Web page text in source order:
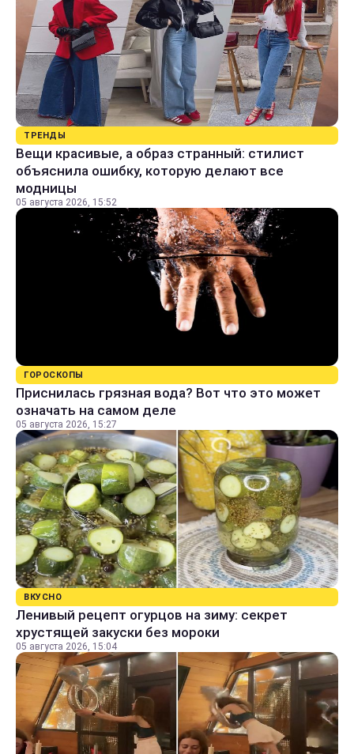
ТРЕНДЫ
Вещи красивые, а образ странный: стилист
объяснила ошибку, которую делают все
модницы
05 августа 2026, 15:52
ГОРОСКОПЫ
Приснилась грязная вода? Вот что это может
означать на самом деле
05 августа 2026, 15:27
ВКУСНО
Ленивый рецепт огурцов на зиму: секрет
хрустящей закуски без мороки
05 августа 2026, 15:04